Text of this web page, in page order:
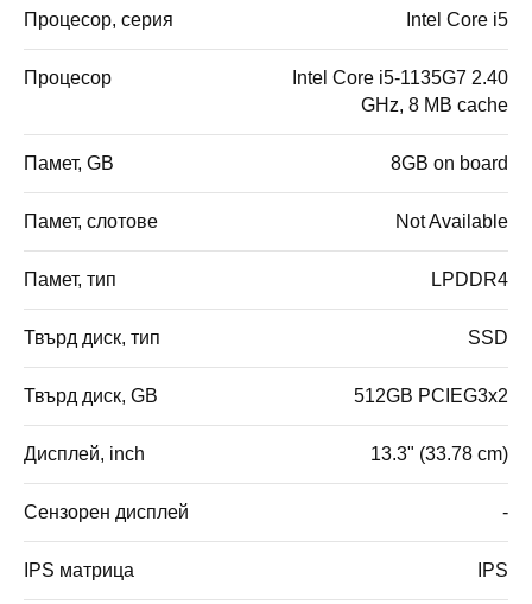
Процесор, серия Intel Core i5
Процесор
Intel Core i5-1135G7 2.40
GHz, 8 MB cache
Памет, GB 8GB on board
Памет, слотове Not Available
Памет, тип LPDDR4
Твърд диск, тип SSD
Твърд диск, GB 512GB PCIEG3x2
Дисплей, inch 13.3" (33.78 cm)
Сензорен дисплей -
IPS матрица IPS